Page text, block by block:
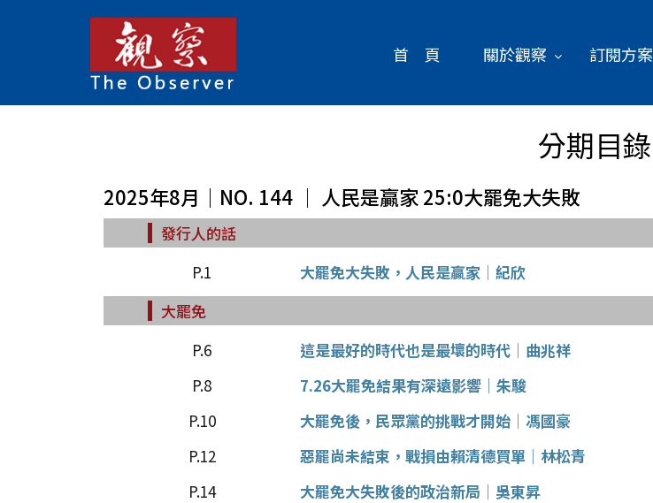
首 頁 關於觀察 訂閱方案
分期目錄
2025年8月｜NO. 144 │ 人民是贏家 25:0大罷免大失敗
發行人的話
P.1
大罷免大失敗，人民是贏家│紀欣
大罷免
P.6
這是最好的時代也是最壞的時代│曲兆祥
P.8
7.26大罷免結果有深遠影響│朱駿
P.10
大罷免後，民眾黨的挑戰才開始│馮國豪
P.12
惡罷尚未結束，戰損由賴清德買單│林松青
P.14
大罷免大失敗後的政治新局│吳東昇